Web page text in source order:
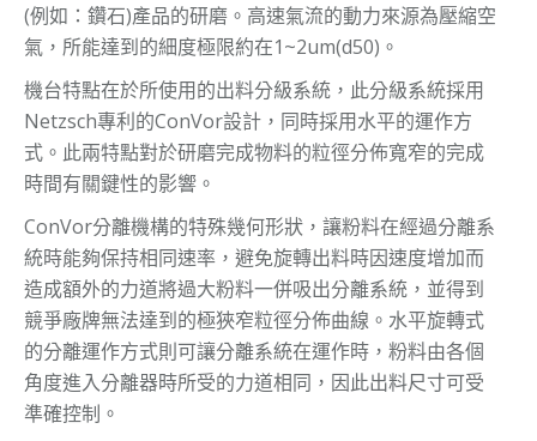
(例如：鑽石)產品的研磨。高速氣流的動力來源為壓縮空
氣，所能達到的細度極限約在1~2um(d50)。
機台特點在於所使用的出料分級系統，此分級系統採用
Netzsch專利的ConVor設計，同時採用水平的運作方
式。此兩特點對於研磨完成物料的粒徑分佈寬窄的完成
時間有關鍵性的影響。
ConVor分離機構的特殊幾何形狀，讓粉料在經過分離系
統時能夠保持相同速率，避免旋轉出料時因速度增加而
造成額外的力道將過大粉料一併吸出分離系統，並得到
競爭廠牌無法達到的極狹窄粒徑分佈曲線。水平旋轉式
的分離運作方式則可讓分離系統在運作時，粉料由各個
角度進入分離器時所受的力道相同，因此出料尺寸可受
準確控制。